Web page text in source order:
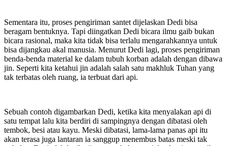
Sementara itu, proses pengiriman santet dijelaskan Dedi bisa
beragam bentuknya. Tapi diingatkan Dedi bicara ilmu gaib bukan
bicara rasional, maka kita tidak bisa terlalu mengarahkannya untuk
bisa dijangkau akal manusia. Menurut Dedi lagi, proses pengiriman
benda-benda material ke dalam tubuh korban adalah dengan dibawa
jin. Seperti kita ketahui jin adalah salah satu makhluk Tuhan yang
tak terbatas oleh ruang, ia terbuat dari api.
Sebuah contoh digambarkan Dedi, ketika kita menyalakan api di
satu tempat lalu kita berdiri di sampingnya dengan dibatasi oleh
tembok, besi atau kayu. Meski dibatasi, lama-lama panas api itu
akan terasa juga lantaran ia sanggup menembus batas meski tak